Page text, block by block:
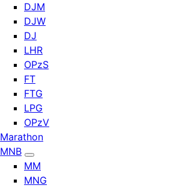
DJM
DJW
DJ
LHR
OPzS
FT
FTG
LPG
OPzV
Marathon
MNB
MM
MNG